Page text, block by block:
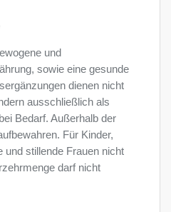
und
sowie eine gesunde
dienen nicht
ausschließlich als
Bedarf. Außerhalb der
Für Kinder,
und stillende Frauen nicht
darf nicht